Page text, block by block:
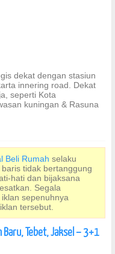
dekat dengan stasiun
innering road. Dekat
seperti Kota
kuningan & Rasuna
Beli Rumah selaku
tidak bertanggung
hati dan bijaksana
Segala
sepenuhnya
tersebut.
Baru, Tebet, Jaksel – 3+1